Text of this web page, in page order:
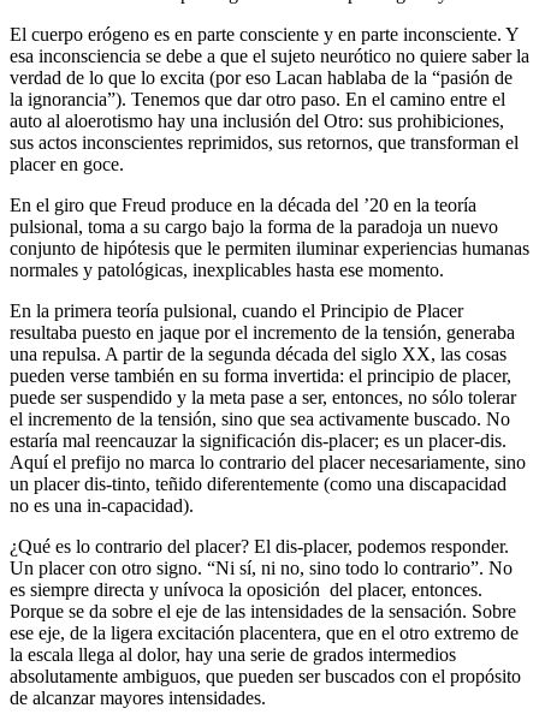
El cuerpo erógeno es en parte consciente y en parte inconsciente. Y
esa inconsciencia se debe a que el sujeto neurótico no quiere saber la
verdad de lo que lo excita (por eso Lacan hablaba de la “pasión de
la ignorancia”). Tenemos que dar otro paso. En el camino entre el
auto al aloerotismo hay una inclusión del Otro: sus prohibiciones,
sus actos inconscientes reprimidos, sus retornos, que transforman el
placer en goce.
En el giro que Freud produce en la década del ’20 en la teoría
pulsional, toma a su cargo bajo la forma de la paradoja un nuevo
conjunto de hipótesis que le permiten iluminar experiencias humanas
normales y patológicas, inexplicables hasta ese momento.
En la primera teoría pulsional, cuando el Principio de Placer
resultaba puesto en jaque por el incremento de la tensión, generaba
una repulsa. A partir de la segunda década del siglo XX, las cosas
pueden verse también en su forma invertida: el principio de placer,
puede ser suspendido y la meta pase a ser, entonces, no sólo tolerar
el incremento de la tensión, sino que sea activamente buscado. No
estaría mal reencauzar la significación dis-placer; es un placer-dis.
Aquí el prefijo no marca lo contrario del placer necesariamente, sino
un placer dis-tinto, teñido diferentemente (como una discapacidad
no es una in-capacidad).
¿Qué es lo contrario del placer? El dis-placer, podemos responder.
Un placer con otro signo. “Ni sí, ni no, sino todo lo contrario”. No
es siempre directa y unívoca la oposición del placer, entonces.
Porque se da sobre el eje de las intensidades de la sensación. Sobre
ese eje, de la ligera excitación placentera, que en el otro extremo de
la escala llega al dolor, hay una serie de grados intermedios
absolutamente ambiguos, que pueden ser buscados con el propósito
de alcanzar mayores intensidades.